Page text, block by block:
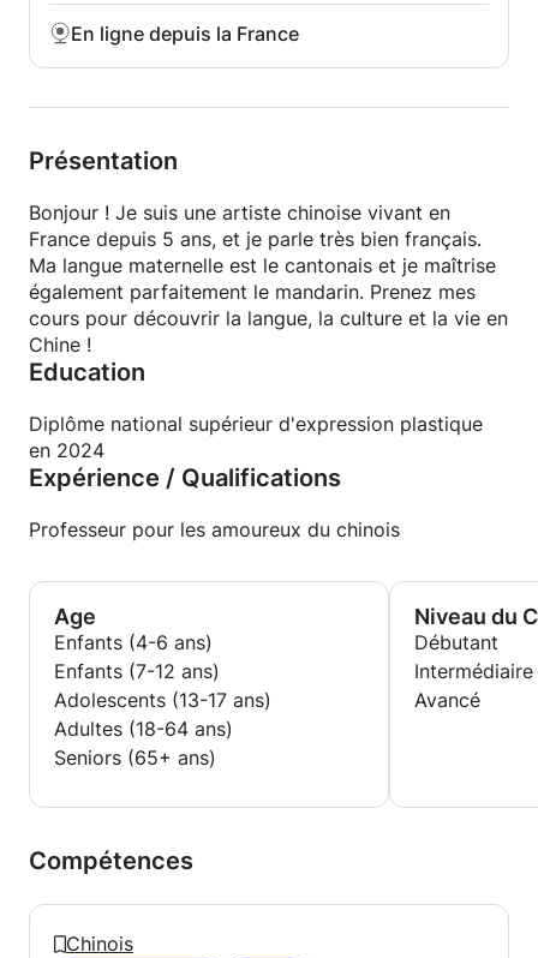
En ligne depuis la France
Présentation
Bonjour ! Je suis une artiste chinoise vivant en
France depuis 5 ans, et je parle très bien français.
Ma langue maternelle est le cantonais et je maîtrise
également parfaitement le mandarin. Prenez mes
cours pour découvrir la langue, la culture et la vie en
Chine !
Education
Diplôme national supérieur d'expression plastique
en 2024
Expérience / Qualifications
Professeur pour les amoureux du chinois
Age
Enfants (4-6 ans)
Enfants (7-12 ans)
Adolescents (13-17 ans)
Adultes (18-64 ans)
Seniors (65+ ans)
Niveau du
Débutant
Intermédiaire
Avancé
Compétences
Chinois